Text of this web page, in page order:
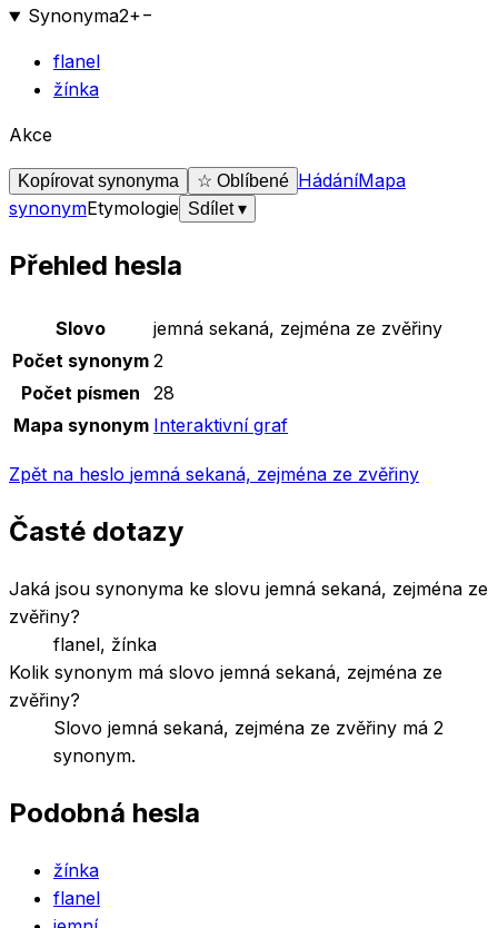
Synonyma2+−
flanel
žínka
Akce
Kopírovat synonyma ☆ Oblíbené HádáníMapa
synonymEtymologie Sdílet▾
Přehled hesla
Základní údaje o slově jemná sekaná, zejména ze zvěřiny
Slovo
jemná sekaná, zejména ze zvěřiny
Počet synonym 2
Počet písmen
28
Mapa synonym Interaktivní graf
Zpět na heslo jemná sekaná, zejména ze zvěřiny
Časté dotazy
Jaká jsou synonyma ke slovu jemná sekaná, zejména ze
zvěřiny?
flanel, žínka
Kolik synonym má slovo jemná sekaná, zejména ze
zvěřiny?
Slovo jemná sekaná, zejména ze zvěřiny má 2
synonym.
Podobná hesla
žínka
flanel